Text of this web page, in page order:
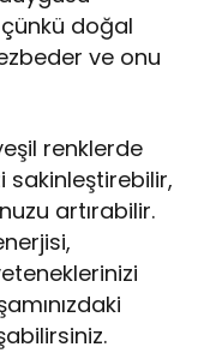
doğal
ve onu
renklerde
sakinleştirebilir,
artırabilir.